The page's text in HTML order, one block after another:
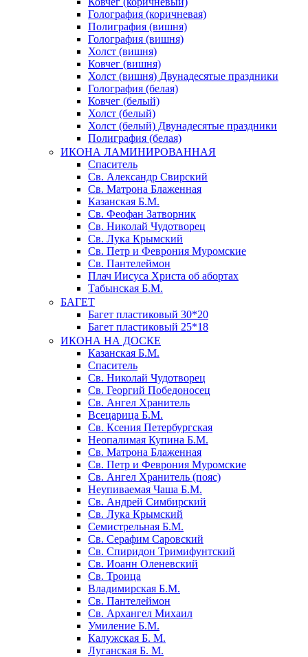
Голография (коричневая)
Полиграфия (вишня)
Голография (вишня)
Холст (вишня)
Ковчег (вишня)
Холст (вишня) Двунадесятые праздники
Голография (белая)
Ковчег (белый)
Холст (белый)
Холст (белый) Двунадесятые праздники
Полиграфия (белая)
ИКОНА ЛАМИНИРОВАННАЯ
Спаситель
Св. Александр Свирский
Св. Матрона Блаженная
Казанская Б.М.
Св. Феофан Затворник
Св. Николай Чудотворец
Св. Лука Крымский
Св. Петр и Феврония Муромские
Св. Пантелеймон
Плач Иисуса Христа об абортах
Табынская Б.М.
БАГЕТ
Багет пластиковый 30*20
Багет пластиковый 25*18
ИКОНА НА ДОСКЕ
Казанская Б.М.
Спаситель
Св. Николай Чудотворец
Св. Георгий Победоносец
Св. Ангел Хранитель
Всецарица Б.М.
Св. Ксения Петербургская
Неопалимая Купина Б.М.
Св. Матрона Блаженная
Св. Петр и Феврония Муромские
Св. Ангел Хранитель (пояс)
Неупиваемая Чаша Б.М.
Св. Андрей Симбирский
Св. Лука Крымский
Семистрельная Б.М.
Св. Серафим Саровский
Св. Спиридон Тримифунтский
Св. Иоанн Оленевский
Св. Троица
Владимирская Б.М.
Св. Пантелеймон
Св. Архангел Михаил
Умиление Б.М.
Калужская Б. М.
Луганская Б. М.